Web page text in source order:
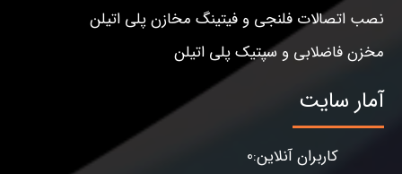
نصب اتصالات فلنجی و فیتینگ مخازن پلی اتیلن
مخزن فاضلابی و سپتیک پلی اتیلن
آمار سایت
کاربران آنلاین:0